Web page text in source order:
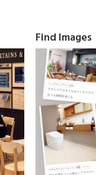
Find Images